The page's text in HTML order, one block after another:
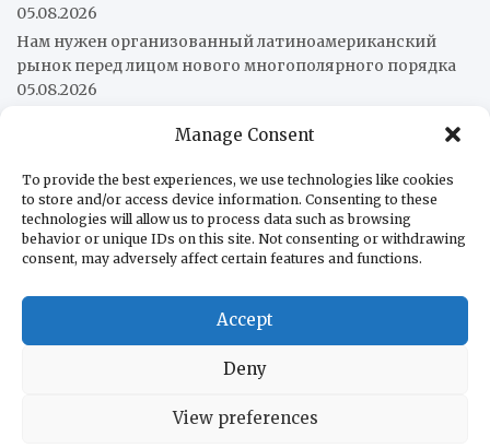
Manage Consent
To provide the best experiences, we use technologies like cookies
to store and/or access device information. Consenting to these
technologies will allow us to process data such as browsing
behavior or unique IDs on this site. Not consenting or withdrawing
consent, may adversely affect certain features and functions.
Accept
Deny
View preferences
05.08.2026
Нам нужен организованный латиноамериканский
рынок перед лицом нового многополярного порядка
05.08.2026
05.08.2026
Венесуэльцы стали меньше есть в кафе и ресторанах
05.08.2026
Парагвай и США подписали соглашение о
сотрудничестве в сфере гражданской ядерной
энергетики
05.08.2026
О нас
В помощь туристам